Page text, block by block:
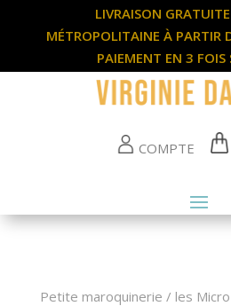
LIVRAISON
MÉTROPOLITAINE À PARTIR
PAIEMENT EN 3 FOIS
COMPTE
Petite maroquinerie / les